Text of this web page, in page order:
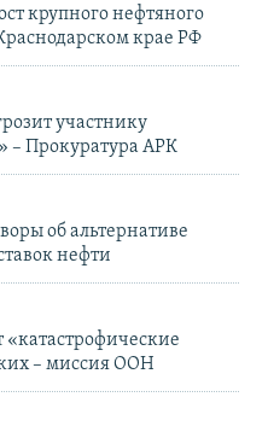
крупного нефтяного
крае РФ
участнику
– Прокуратура АРК
об альтернативе
нефти
– миссия ООН